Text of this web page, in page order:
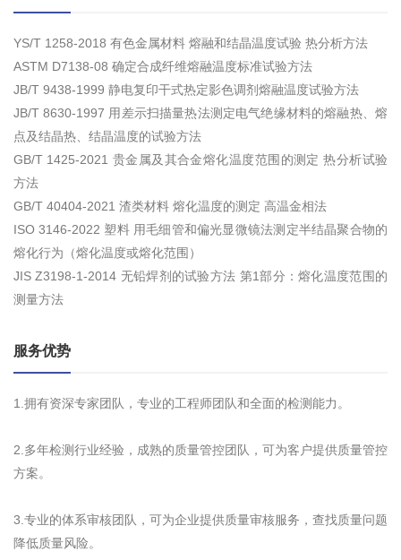
YS/T 1258-2018 有色金属材料 熔融和结晶温度试验 热分析方法
ASTM D7138-08 确定合成纤维熔融温度标准试验方法
JB/T 9438-1999 静电复印干式热定影色调剂熔融温度试验方法
JB/T 8630-1997 用差示扫描量热法测定电气绝缘材料的熔融热、熔
点及结晶热、结晶温度的试验方法
GB/T 1425-2021 贵金属及其合金熔化温度范围的测定 热分析试验
方法
GB/T 40404-2021 渣类材料 熔化温度的测定 高温金相法
ISO 3146-2022 塑料 用毛细管和偏光显微镜法测定半结晶聚合物的
熔化行为（熔化温度或熔化范围）
JIS Z3198-1-2014 无铅焊剂的试验方法 第1部分：熔化温度范围的
测量方法
服务优势
1.拥有资深专家团队，专业的工程师团队和全面的检测能力。
2.多年检测行业经验，成熟的质量管控团队，可为客户提供质量管控
方案。
3.专业的体系审核团队，可为企业提供质量审核服务，查找质量问题
降低质量风险。